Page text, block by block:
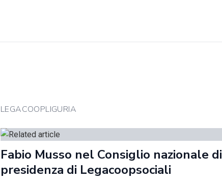
LEGACOOPLIGURIA
Fabio Musso nel Consiglio nazionale di
presidenza di Legacoopsociali